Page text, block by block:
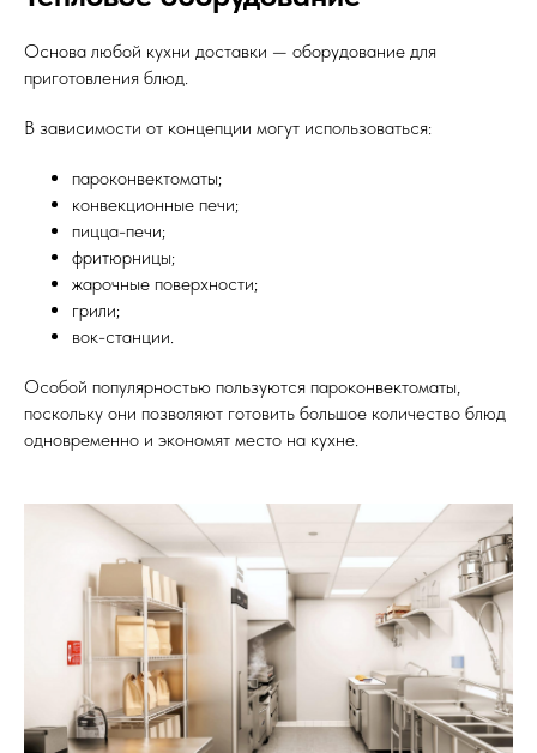
Основа любой кухни доставки — оборудование для
приготовления блюд.
В зависимости от концепции могут использоваться:
пароконвектоматы;
конвекционные печи;
пицца-печи;
фритюрницы;
жарочные поверхности;
грили;
вок-станции.
Особой популярностью пользуются пароконвектоматы,
поскольку они позволяют готовить большое количество блюд
одновременно и экономят место на кухне.